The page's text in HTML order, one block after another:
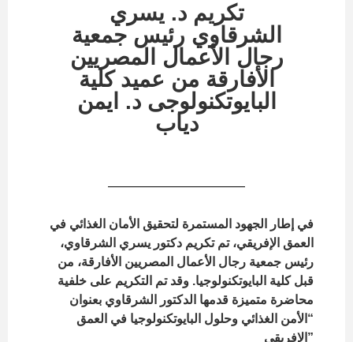
تكريم د. يسري
الشرقاوي رئيس جمعية
رجال الأعمال المصريين
الأفارقة من عميد كلية
البايوتكنولوجى د. ايمن
دياب
في إطار الجهود المستمرة لتحقيق الأمان الغذائي في
العمق الإفريقي، تم تكريم دكتور يسري الشرقاوي،
رئيس جمعية رجال الأعمال المصريين الأفارقة، من
قبل كلية البايوتكنولوجيا. وقد تم التكريم على خلفية
محاضرة متميزة قدمها الدكتور الشرقاوي بعنوان
“الأمن الغذائي وحلول البايوتكنولوجيا في العمق
الإفريقي”